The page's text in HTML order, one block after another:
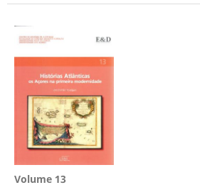
Volume 13